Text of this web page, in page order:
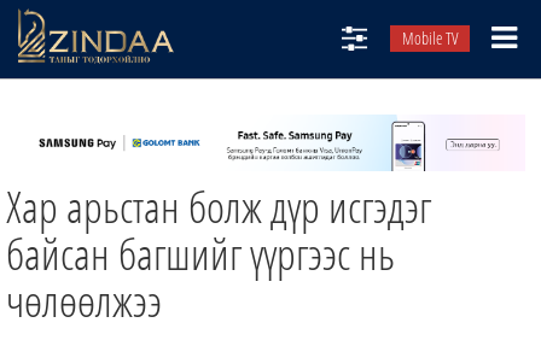
Mobile TV
ТВ8
ӨГЛӨӨНИЙ СОНИН
АУДИО ЗОХИОЛ
Хар арьстан болж дүр исгэдэг
байсан багшийг үүргээс нь
чөлөөлжээ